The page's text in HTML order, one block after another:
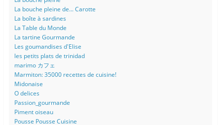
La bouche pleine de... Carotte
La boîte à sardines
La Table du Monde
La tartine Gourmande
Les goumandises d'Elise
les petits plats de trinidad
marimo カフェ
Marmiton: 35000 recettes de cuisine!
Midonaise
O delices
Passion_gourmande
Piment oiseau
Pousse Pousse Cuisine